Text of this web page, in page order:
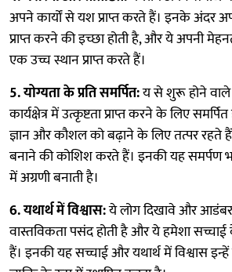
अपने कार्यों से यश प्राप्त करते हैं। इनके अंदर
प्राप्त करने की इच्छा होती है, और ये अपनी
एक उच्च स्थान प्राप्त करते हैं।
5. योग्यता के प्रति समर्पित:य से शुरू होने
कार्यक्षेत्र में उत्कृष्टता प्राप्त करने के लिए
ज्ञान और कौशल को बढ़ाने के लिए तत्पर
बनाने की कोशिश करते हैं। इनकी यह समर्पण
में अग्रणी बनाती है।
6. यथार्थ में विश्वास:ये लोग दिखावे और
वास्तविकता पसंद होती है और ये हमेशा
हैं। इनकी यह सच्चाई और यथार्थ में विश्वास